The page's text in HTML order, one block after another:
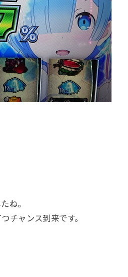
ね。
チャンス到来です。